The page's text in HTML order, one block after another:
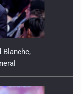
Blanche,